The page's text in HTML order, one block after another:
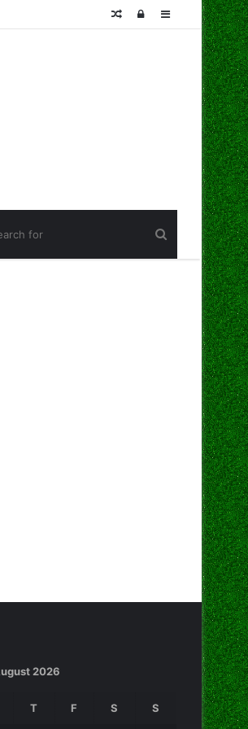
Sidebar
Log
Random
2026
T F S S